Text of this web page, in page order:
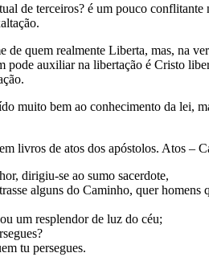
de terceiros? é um pouco
quem realmente Liberta, mas, na
pode auxiliar na libertação é Cristo
muito bem ao conhecimento da lei,
livros de atos dos apóstolos. Atos –
dirigiu-se ao sumo sacerdote,
alguns do Caminho, quer homens
um resplendor de luz do céu;
tu persegues.